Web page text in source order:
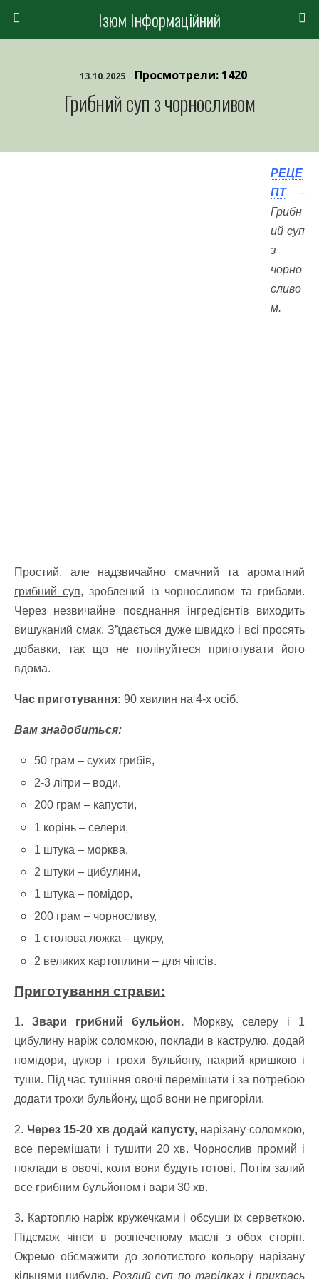
Ізюм Інформаційний
13.10.2025 Просмотрели: 1420
Грибний суп з чорносливом
РЕЦЕ
ПТ–
Грибн
ий суп
з
чорно
сливо
м.
Простий, але надзвичайно смачний та ароматний
грибний суп, зроблений із чорносливом та грибами.
Через незвичайне поєднання інгредієнтів виходить
вишуканий смак. З’їдається дуже швидко і всі просять
добавки, так що не полінуйтеся приготувати його
вдома.
Час приготування: 90 хвилин на 4-х осіб.
Вам знадобиться:
50 грам – сухих грибів,
2-3 літри – води,
200 грам – капусти,
1 корінь – селери,
1 штука – морква,
2 штуки – цибулини,
1 штука – помідор,
200 грам – чорносливу,
1 столова ложка – цукру,
2 великих картоплини – для чіпсів.
Приготування страви:
1.Звари грибний бульйон. Моркву, селеру і 1
цибулину наріж соломкою, поклади в каструлю, додай
помідори, цукор і трохи бульйону, накрий кришкою і
туши. Під час тушіння овочі перемішати і за потребою
додати трохи бульйону, щоб вони не пригоріли.
2. Через 15-20 хв додай капусту,нарізану соломкою,
все перемішати і тушити 20 хв. Чорнослив промий і
поклади в овочі, коли вони будуть готові. Потім залий
все грибним бульйоном і вари 30 хв.
3. Картоплю наріж кружечками і обсуши їх серветкою.
Підсмаж чіпси в розпеченому маслі з обох сторін.
Окремо обсмажити до золотистого кольору нарізану
кільцями цибулю.Розлий суп по тарілках і прикрась